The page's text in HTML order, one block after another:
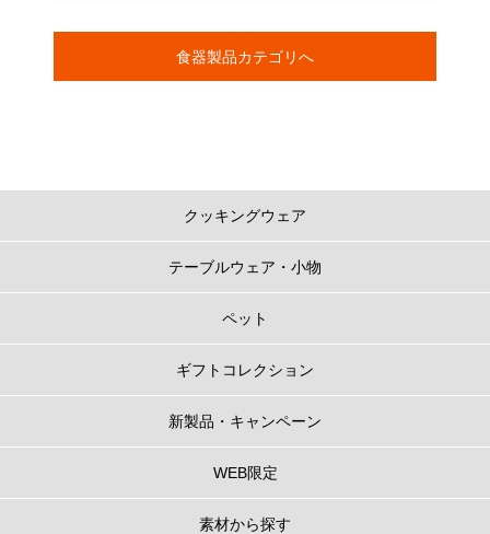
食器製品カテゴリへ
クッキングウェア
テーブルウェア・小物
ペット
ギフトコレクション
新製品・キャンペーン
WEB限定
素材から探す